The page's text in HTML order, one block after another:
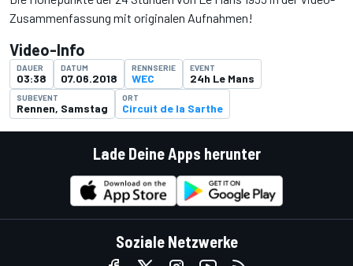
Zusammenfassung mit originalen Aufnahmen!
Video-Info
DAUER
03:38
DATUM
07.06.2018
RENNSERIE
WEC
EVENT
24h Le Mans
SUBEVENT
Rennen, Samstag
ORT
Circuit de la Sarthe
Lade Deine Apps herunter
Soziale Netzwerke